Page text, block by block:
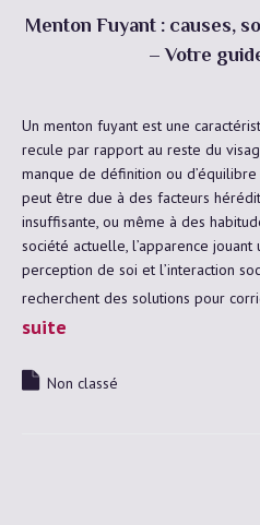
Menton Fuyant : causes,
– Votre
Un menton fuyant est une
recule par rapport au reste du
manque de définition ou
peut être due à des facteurs
insuffisante, ou même à des
société actuelle, l’apparence
perception de soi et l’interaction
recherchent des solutions pour
suite
Non classé